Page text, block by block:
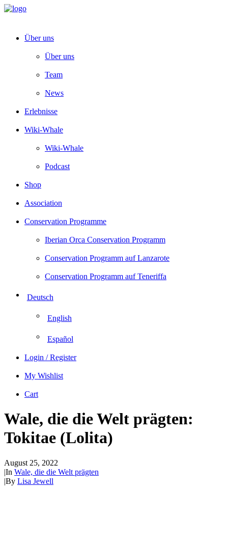
Über uns
Über uns
Team
News
Erlebnisse
Wiki-Whale
Wiki-Whale
Podcast
Shop
Association
Conservation Programme
Iberian Orca Conservation Programm
Conservation Programm auf Lanzarote
Conservation Programm auf Teneriffa
Deutsch
English
Español
Login / Register
My Wishlist
Cart
Wale, die die Welt prägten:
Tokitae (Lolita)
August 25, 2022
|In Wale, die die Welt prägten
|By Lisa Jewell